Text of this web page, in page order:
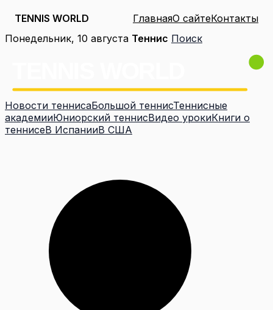
TENNIS WORLD ГлавнаяО сайтеКонтакты
Перейти
Понедельник, 10 августа Теннис Поиск
Новости теннисаБольшой теннисТеннисные
академииЮниорский теннисВидео урокиКниги о
теннисеВ ИспанииВ США